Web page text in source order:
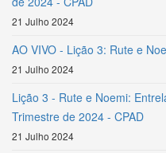
21 Julho 2024
AO VIVO - Lição 3: Rute e
21 Julho 2024
Lição 3 - Rute e Noemi:
Trimestre de 2024 - CPAD
21 Julho 2024